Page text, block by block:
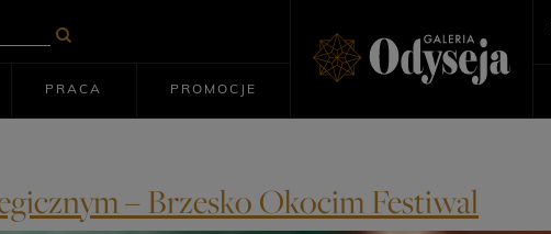
PRACA PROMOCJE
– Brzesko Okocim Festiwal